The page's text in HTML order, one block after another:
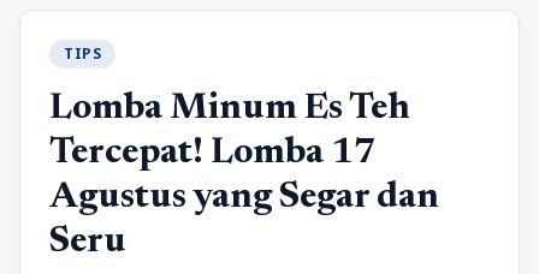
TIPS
Lomba Minum Es Teh
Tercepat! Lomba 17
Agustus yang Segar dan
Seru